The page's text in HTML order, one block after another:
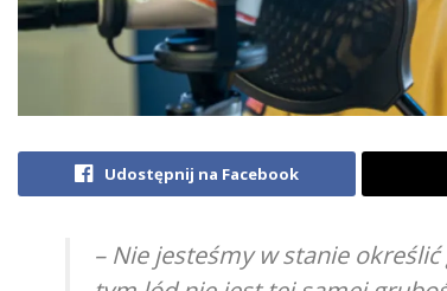
Udostępnij na Facebook
– Nie jesteśmy w stanie